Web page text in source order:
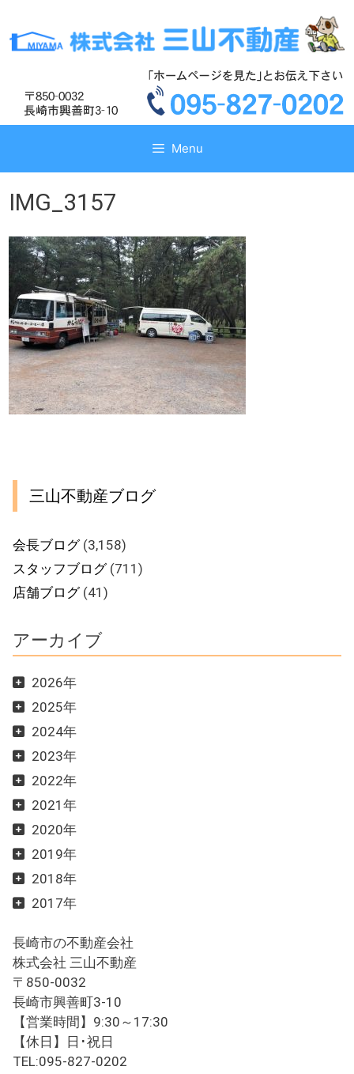
テ
ス
テ
ス
Menu
IMG_3157
三山不動産ブログ
会長ブログ(3,158)
スタッフブログ(711)
店舗ブログ(41)
アーカイブ
2026年
2025年
2024年
2023年
2022年
2021年
2020年
2019年
2018年
2017年
長崎市の不動産会社
株式会社 三山不動産
〒850-0032
長崎市興善町3-10
【営業時間】9:30～17:30
【休日】日･祝日
TEL:095-827-0202